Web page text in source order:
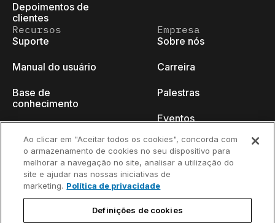
Depoimentos de
clientes
Recursos
Suporte
Manual do usuário
Base de
conhecimento
Tutoriais em vídeo
Centro de conteúdo
Empresa
Sobre nós
Carreira
Palestras
Eventos
Blog do programador
Fale conosco
Ao clicar em "Aceitar todos os cookies", concorda com
o armazenamento de cookies no seu dispositivo para
melhorar a navegação no site, analisar a utilização do
site e ajudar nas nossas iniciativas de
marketing. Política de privacidade
Definições de cookies